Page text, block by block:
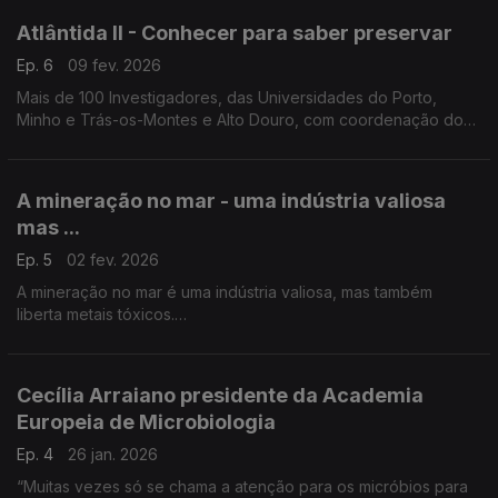
Atlântida II - Conhecer para saber preservar
Ep. 6
09 fev. 2026
Mais de 100 Investigadores, das Universidades do Porto,
Minho e Trás-os-Montes e Alto Douro, com coordenação do
A mineração no mar - uma indústria valiosa
mas ...
Ep. 5
02 fev. 2026
A mineração no mar é uma indústria valiosa, mas também
liberta metais tóxicos.
Cecília Arraiano presidente da Academia
Europeia de Microbiologia
Ep. 4
26 jan. 2026
“Muitas vezes só se chama a atenção para os micróbios para